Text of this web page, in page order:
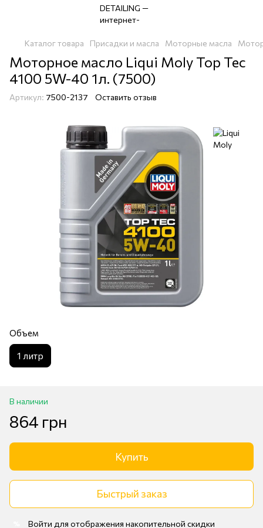
Каталог товара Присадки и масла Моторные масла
Моторное масло Liqui Moly Top Tec
4100 5W-40 1л. (7500)
Артикул: 7500-2137 Оставить отзыв
Объем
1 литр
В наличии
864 грн
Купить
Быстрый заказ
Войти для отображения накопительной скидки